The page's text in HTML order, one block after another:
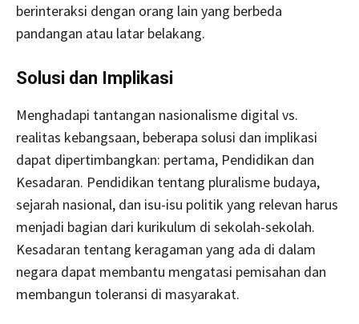
berinteraksi dengan orang lain yang berbeda
pandangan atau latar belakang.
Solusi dan Implikasi
Menghadapi tantangan nasionalisme digital vs.
realitas kebangsaan, beberapa solusi dan implikasi
dapat dipertimbangkan: pertama, Pendidikan dan
Kesadaran. Pendidikan tentang pluralisme budaya,
sejarah nasional, dan isu-isu politik yang relevan harus
menjadi bagian dari kurikulum di sekolah-sekolah.
Kesadaran tentang keragaman yang ada di dalam
negara dapat membantu mengatasi pemisahan dan
membangun toleransi di masyarakat.